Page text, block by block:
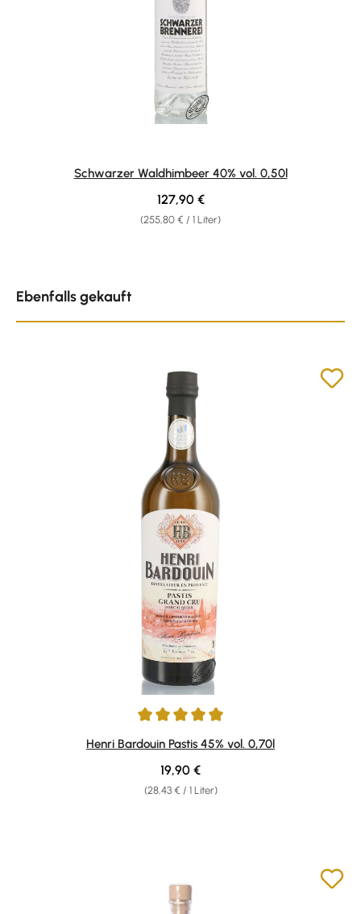
Schwarzer Waldhimbeer 40% vol. 0,50l
(255,80 € / 1 Liter)
Regulärer Preis:
127,90 €
Ebenfalls gekauft
Durchschnittliche Bewertung von 4.98 von 5 Sternen
Henri Bardouin Pastis 45% vol. 0,70l
(28,43 € / 1 Liter)
Regulärer Preis:
19,90 €